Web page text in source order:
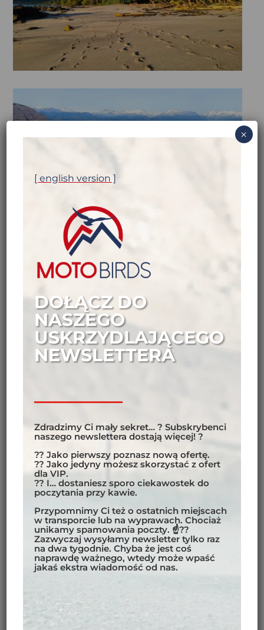
WYPRAWA DO AMERYKI
ŁACIŃSKIEJ JEST
NIEBEZPIECZNA
Wyprawa do Ameryki Łacińskiej jest bezpieczniejsza
wiedzieć, w których państwach nadal może być
niebezpiecznie i jakich sytuacji unikać.
[ english version ]
DOŁĄCZ DO
NASZEGO
USKRZYDLAJĄCEGO
NEWSLETTERA
Zdradzimy Ci mały sekret… ? Subskrybenci
naszego newslettera dostają więcej! ?
?? Jako pierwszy poznasz nową ofertę.
?? Jako jedyny możesz skorzystać z ofert
dla VIP.
?? I… dostaniesz sporo ciekawostek do
poczytania przy kawie.
Przypomnimy Ci też o ostatnich miejscach
w transporcie lub na wyprawach. Chociaż
unikamy spamowania poczty. ☝??
Zazwyczaj wysyłamy newsletter tylko raz
na dwa tygodnie. Chyba że jest coś
naprawdę ważnego, wtedy może wpaść
jakaś ekstra wiadomość od nas.
×